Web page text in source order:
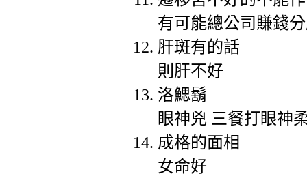
有可能總公司賺錢
肝斑有的話
則肝不好
洛鰓鬍
眼神兇 三餐打眼神
成格的面相
女命好